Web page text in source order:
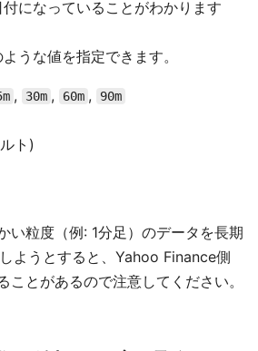
になっていることがわかります
うな値を指定できます。
, 30m , 60m , 90m
ト)
い粒度（例: 1分足）のデータを長期
ようとすると、Yahoo Finance側
ことがあるので注意してください。